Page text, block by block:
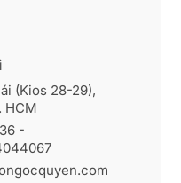
(Kios 28-29),
HCM
-